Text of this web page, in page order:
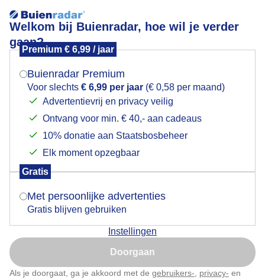
Welkom bij Buienradar, hoe wil je verder
gaan?
Premium € 6,99 / jaar
Buienradar Premium
Voor slechts € 6,99 per jaar (€ 0,58 per maand)
Advertentievrij en privacy veilig
Ontvang voor min. € 40,- aan cadeaus
10% donatie aan Staatsbosbeheer
Elk moment opzegbaar
Gratis
Met persoonlijke advertenties
Gratis blijven gebruiken
Instellingen
Doorgaan
Als je doorgaat, ga je akkoord met de gebruikers- privacy- en
Bewolking
Door: Jolanda Pelkmans Gemaakt: 09-06-2025, 48x bekeken
Mogen we je locatie gebruiken voor het
Indien je hier nog geen akkoord op hebt gegeven,
verschijnt er zo een pop-up uit je browser waarin
Is goed, toon de popup
Nu niet, misschien later
Klik hierom dit aan te passen